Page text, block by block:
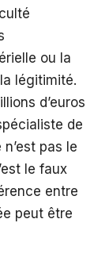
ou la
légitimité.
d’euros
de
pas le
le faux
entre
peut être